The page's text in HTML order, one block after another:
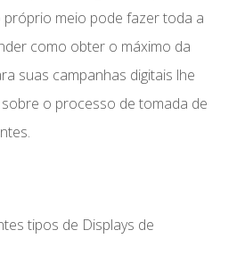
meio pode fazer toda a
como obter o máximo da
suas campanhas digitais lhe
o processo de tomada de
tipos de Displays de